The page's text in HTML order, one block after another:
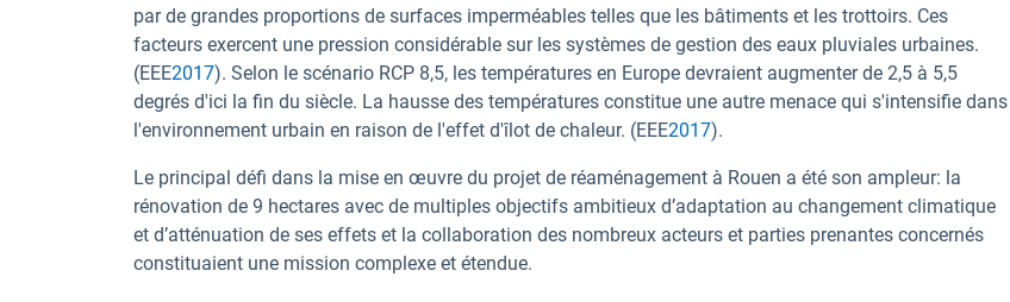
par de grandes proportions de surfaces imperméables telles que les bâtiments et les trottoirs. Ces
facteurs exercent une pression considérable sur les systèmes de gestion des eaux pluviales urbaines.
(EEE2017). Selon le scénario RCP 8,5, les températures en Europe devraient augmenter de 2,5 à 5,5
degrés d'ici la fin du siècle. La hausse des températures constitue une autre menace qui s'intensifie dans
l'environnement urbain en raison de l'effet d'îlot de chaleur. (EEE2017).
Le principal défi dans la mise en œuvre du projet de réaménagement à Rouen a été son ampleur: la
rénovation de 9 hectares avec de multiples objectifs ambitieux d’adaptation au changement climatique
et d’atténuation de ses effets et la collaboration des nombreux acteurs et parties prenantes concernés
constituaient une mission complexe et étendue.